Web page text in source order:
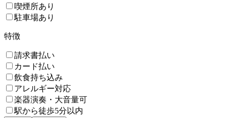
喫煙所あり
駐車場あり
特徴
請求書払い
カード払い
飲食持ち込み
アレルギー対応
楽器演奏・大音量可
駅から徒歩5分以内